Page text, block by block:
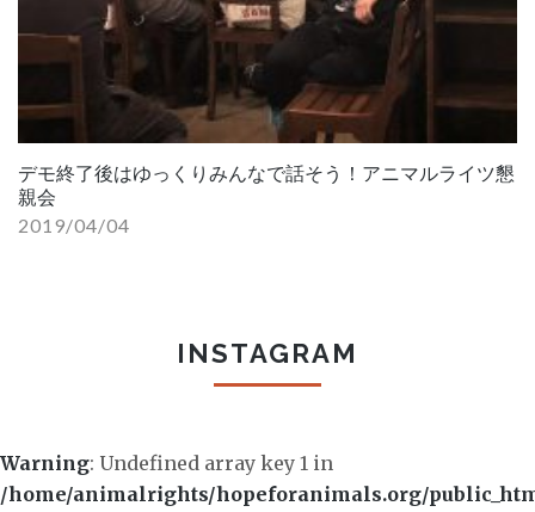
デモ終了後はゆっくりみんなで話そう！アニマルライツ懇
親会
2019/04/04
INSTAGRAM
Warning: Undefined array key 1 in
/home/animalrights/hopeforanimals.org/